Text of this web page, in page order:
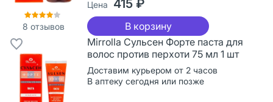
8 отзывов
Цена 415 ₽
В корзину
Mirrolla Сульсен Форте паста для
волос против перхоти 75 мл 1 шт
Доставим курьером от 2 часов
В аптеку сегодня или позже